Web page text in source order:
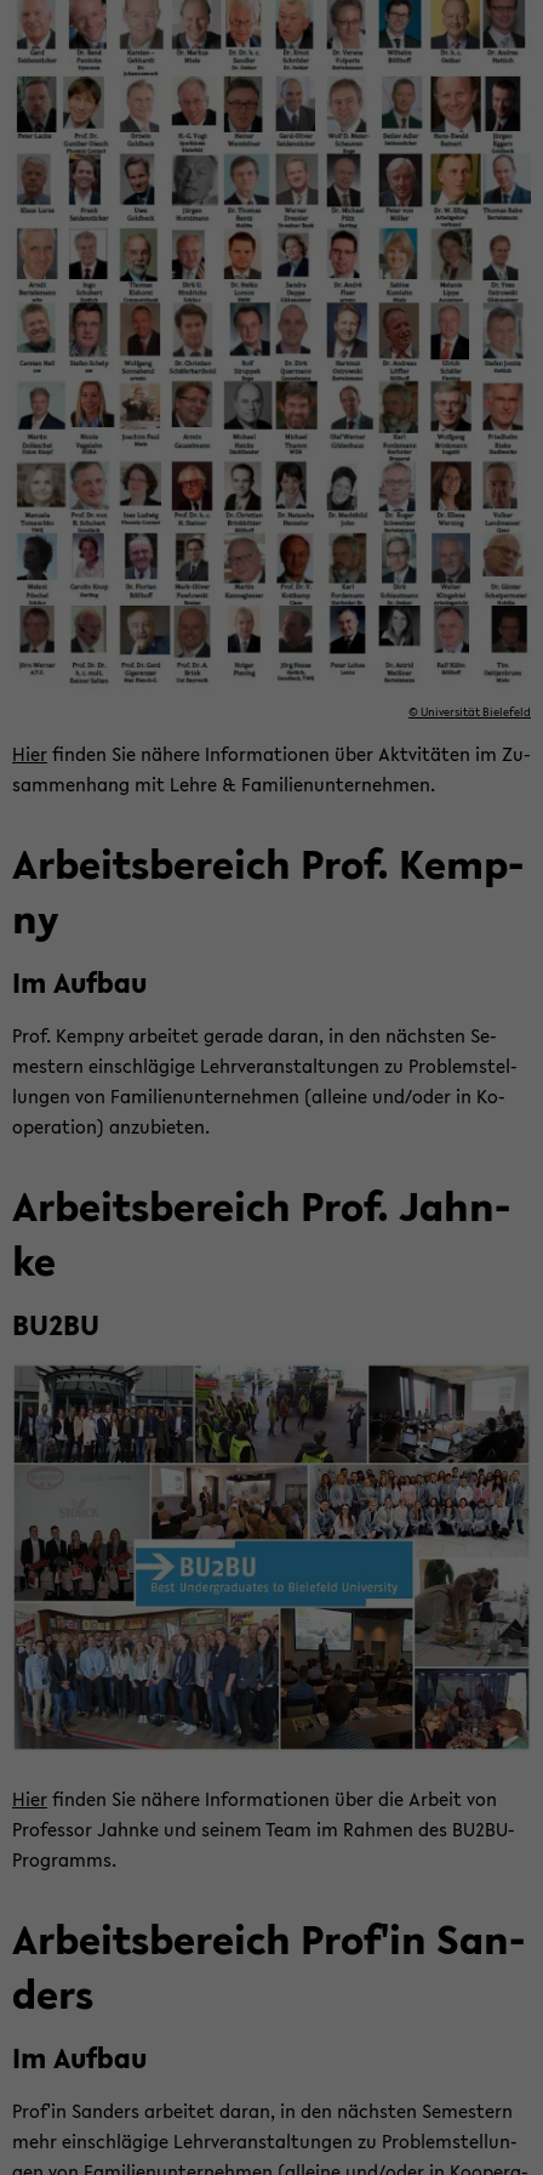
© Uni­ver­si­tät Bie­le­feld
Hierfin­den Sie nä­he­re In­for­ma­tio­nen über Akt­vi­tä­ten im Zu­
sam­men­hang mit Lehre & Fa­mi­li­en­un­ter­neh­men.
Ar­beits­be­reich Prof. Kemp­
ny
Im Auf­bau
Prof. Kemp­ny ar­bei­tet ge­ra­de daran, in den nächs­ten Se­
mes­tern ein­schlä­gi­ge Lehr­ver­an­stal­tun­gen zu Pro­blem­stel­
lun­gen von Fa­mi­li­en­un­ter­neh­men (al­lei­ne und/oder in Ko­
ope­ra­ti­on) an­zu­bie­ten.
Ar­beits­be­reich Prof. Jahn­
ke
BU2BU
Hierfin­den Sie nä­he­re In­for­ma­tio­nen über die Ar­beit von
Pro­fes­sor Jahn­ke und sei­nem Team im Rah­men des BU2BU-​
Programms.
Ar­beits­be­reich Prof'in San­
ders
Im Auf­bau
Prof'in San­ders ar­bei­tet daran, in den nächs­ten Se­mes­tern
mehr ein­schlä­gi­ge Lehr­ver­an­stal­tun­gen zu Pro­blem­stel­lun­